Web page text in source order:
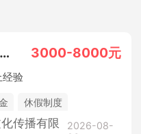
青少年体育培训机构课程顾问 3000-8000元
经验
休假制度
传播有限
2026-08-